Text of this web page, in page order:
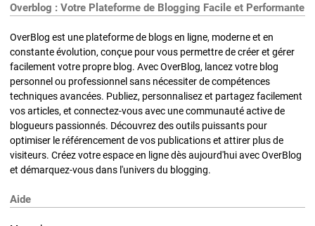
Overblog : Votre Plateforme de Blogging Facile et Performante
OverBlog est une plateforme de blogs en ligne, moderne et en
constante évolution, conçue pour vous permettre de créer et gérer
facilement votre propre blog. Avec OverBlog, lancez votre blog
personnel ou professionnel sans nécessiter de compétences
techniques avancées. Publiez, personnalisez et partagez facilement
vos articles, et connectez-vous avec une communauté active de
blogueurs passionnés. Découvrez des outils puissants pour
optimiser le référencement de vos publications et attirer plus de
visiteurs. Créez votre espace en ligne dès aujourd'hui avec OverBlog
et démarquez-vous dans l'univers du blogging.
Aide